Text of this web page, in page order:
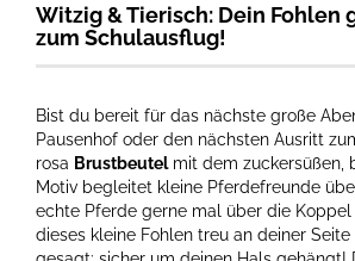
Witzig & Tierisch: Dein Fohlen
zum Schulausflug!
Bist du bereit für das nächste große
Pausenhof oder den nächsten Ausritt
rosa Brustbeutelmit dem zuckersüßen,
Motiv begleitet kleine Pferdefreunde
echte Pferde gerne mal über die
dieses kleine Fohlen treu an deiner